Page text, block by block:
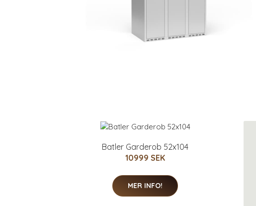
Batler Garderob 52x104
10999 SEK
MER INFO!